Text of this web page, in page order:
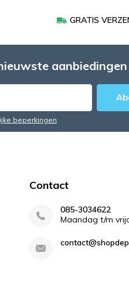
GRATIS
beperkingen
Contact
085-3034622
Maandag t/m